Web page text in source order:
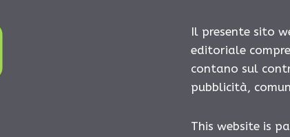
Il presente sito
editoriale
contano sul
pubblicità,
This website is